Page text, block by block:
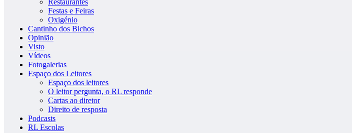
Festas e Feiras
Oxigénio
Cantinho dos Bichos
Opinião
Visto
Vídeos
Fotogalerias
Espaço dos Leitores
Espaço dos leitores
O leitor pergunta, o RL responde
Cartas ao diretor
Direito de resposta
Podcasts
RL Escolas